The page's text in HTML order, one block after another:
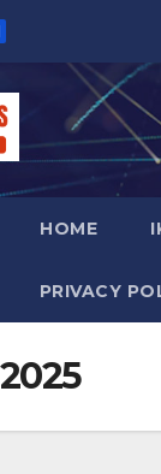
HOME
PRIVACY